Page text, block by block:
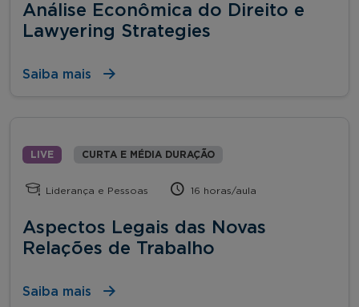
Análise Econômica do Direito e
Lawyering Strategies
Saiba mais
LIVE CURTA E MÉDIA DURAÇÃO
Liderança e Pessoas 16 horas/aula
Aspectos Legais das Novas
Relações de Trabalho
Saiba mais